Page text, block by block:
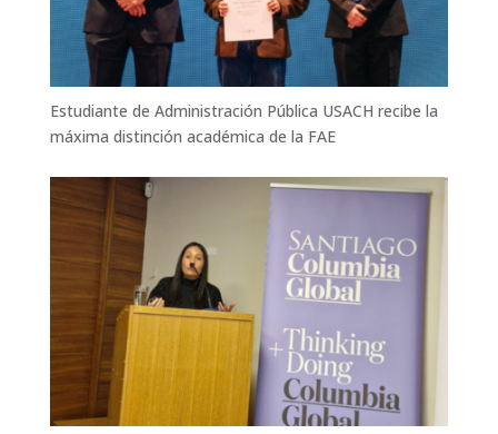
Estudiante de Administración Pública USACH recibe la
máxima distinción académica de la FAE